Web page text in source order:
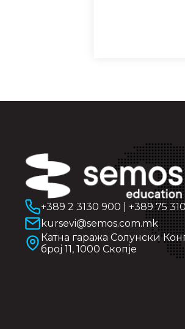
+389 2 3130 900
+389 75
kursevi@semos.com.mk
Катна гаража Солунски
број 11, 1000 Скопје